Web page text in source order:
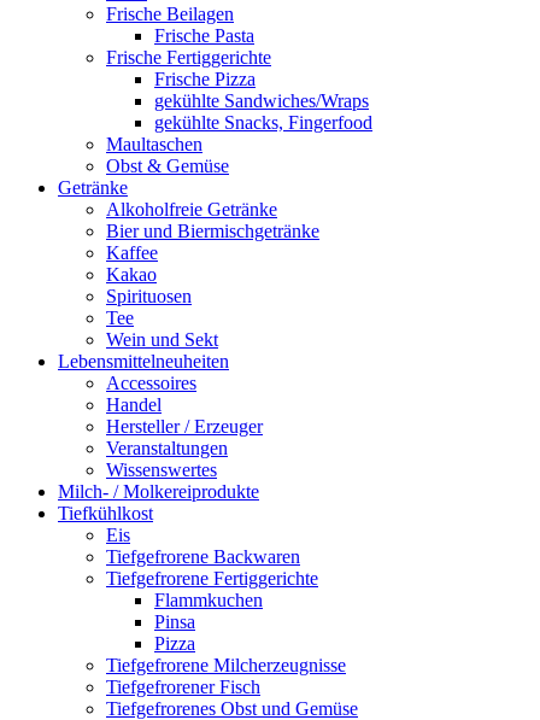
Frische Beilagen
Frische Pasta
Frische Fertiggerichte
Frische Pizza
gekühlte Sandwiches/Wraps
gekühlte Snacks, Fingerfood
Maultaschen
Obst & Gemüse
Getränke
Alkoholfreie Getränke
Bier und Biermischgetränke
Kaffee
Kakao
Spirituosen
Tee
Wein und Sekt
Lebensmittelneuheiten
Accessoires
Handel
Hersteller / Erzeuger
Veranstaltungen
Wissenswertes
Milch- / Molkereiprodukte
Tiefkühlkost
Eis
Tiefgefrorene Backwaren
Tiefgefrorene Fertiggerichte
Flammkuchen
Pinsa
Pizza
Tiefgefrorene Milcherzeugnisse
Tiefgefrorener Fisch
Tiefgefrorenes Obst und Gemüse